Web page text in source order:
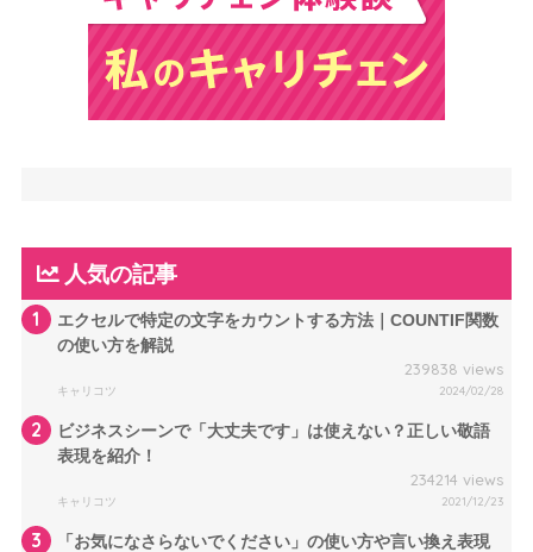
人気の記事
1
エクセルで特定の文字をカウントする方法｜COUNTIF関数
の使い方を解説
239838 views
キャリコツ 2024/02/28
2
ビジネスシーンで「大丈夫です」は使えない？正しい敬語
表現を紹介！
234214 views
キャリコツ 2021/12/23
3 「お気になさらないでください」の使い方や言い換え表現